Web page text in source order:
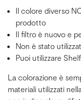
Il colore diverso
prodotto
Il filtro è nuovo e
Non è stato
Puoi utilizzare
La colorazione è
materiali utilizzati